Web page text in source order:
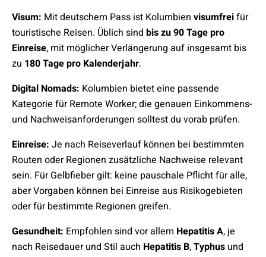
Visum: Mit deutschem Pass ist Kolumbien visumfreifür
touristische Reisen. Üblich sind bis zu 90 Tage pro
Einreise, mit möglicher Verlängerung auf insgesamt bis
zu 180 Tage pro Kalenderjahr.
Digital Nomads: Kolumbien bietet eine passende
Kategorie für Remote Worker; die genauen Einkommens-
und Nachweisanforderungen solltest du vorab prüfen.
Einreise: Je nach Reiseverlauf können bei bestimmten
Routen oder Regionen zusätzliche Nachweise relevant
sein. Für Gelbfieber gilt: keine pauschale Pflicht für alle,
aber Vorgaben können bei Einreise aus Risikogebieten
oder für bestimmte Regionen greifen.
Gesundheit: Empfohlen sind vor allem Hepatitis A, je
nach Reisedauer und Stil auch Hepatitis B,Typhus und